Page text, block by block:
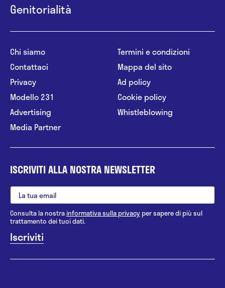
Genitorialità
Chi siamo
Contattaci
Privacy
Modello 231
Advertising
Media Partner
Termini e condizioni
Mappa del sito
Ad policy
Cookie policy
Whistleblowing
ISCRIVITI ALLA NOSTRA NEWSLETTER
Consulta la nostrainformativa sulla privacy per sapere di più sul
trattamento dei tuoi dati.